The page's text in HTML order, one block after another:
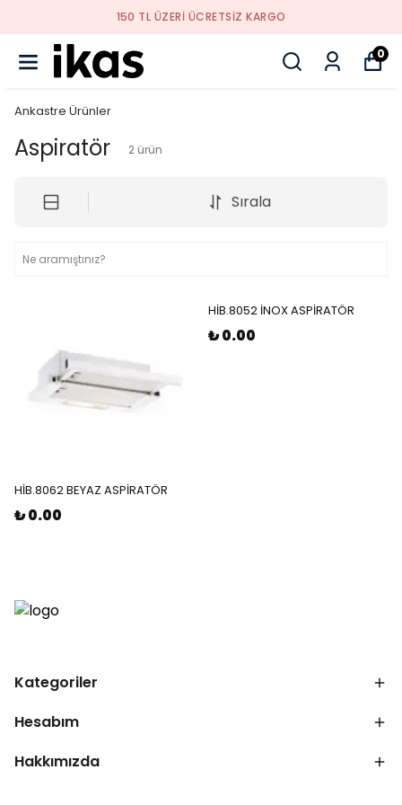
150 TL ÜZERI ÜCRETSIZ KARGO
0
Ankastre Ürünler
Aspiratör 2 ürün
Sırala
HİB.8062 BEYAZ ASPİRATÖR
₺ 0.00
HİB.8052 İNOX ASPİRATÖR
₺ 0.00
Kategoriler
Hesabım
Hakkımızda